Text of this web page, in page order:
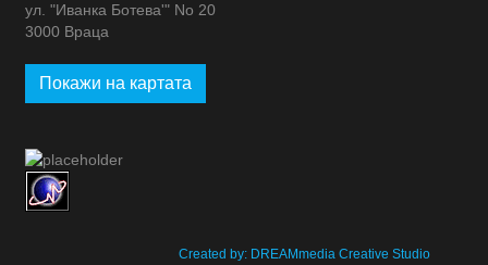
ул. "Иванка Ботева'" No 20
3000 Враца
Покажи на картата
Created by: DREAMmedia Creative Studio